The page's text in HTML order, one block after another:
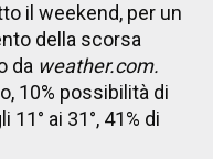
il weekend, per un
della scorsa
da weather.com.
10% possibilità di
ai 31°, 41% di